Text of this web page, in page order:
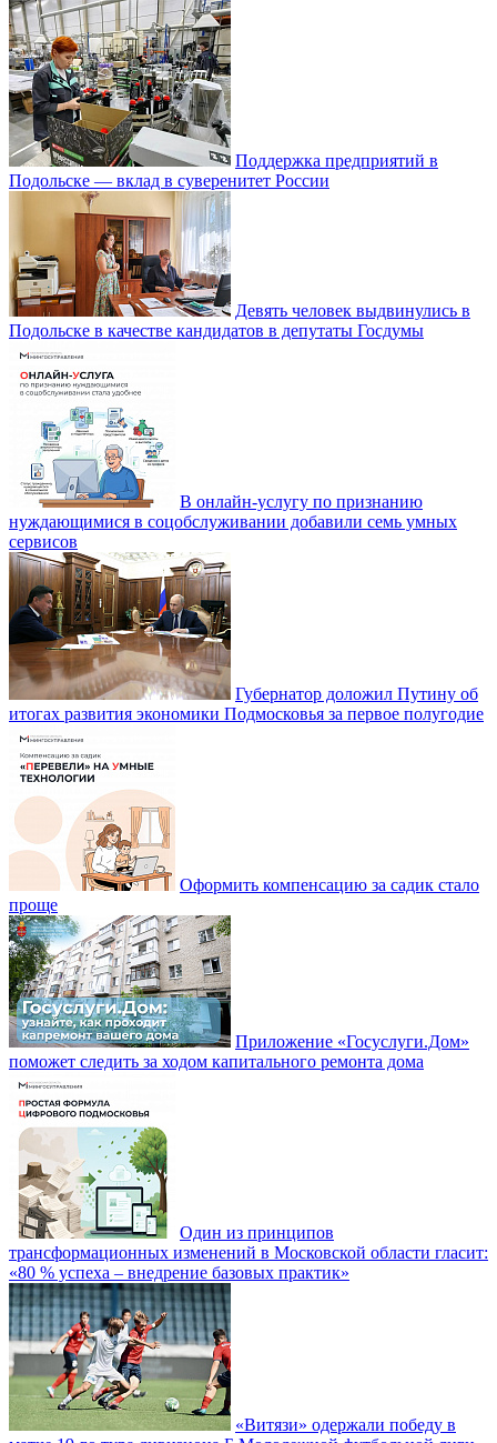
Поддержка предприятий в
Подольске — вклад в суверенитет России
Девять человек выдвинулись в
Подольске в качестве кандидатов в депутаты Госдумы
В онлайн-услугу по признанию
нуждающимися в соцобслуживании добавили семь умных
сервисов
Губернатор доложил Путину об
итогах развития экономики Подмосковья за первое полугодие
Оформить компенсацию за садик стало
проще
Приложение «Госуслуги.Дом»
поможет следить за ходом капитального ремонта дома
Один из принципов
трансформационных изменений в Московской области гласит:
«80 % успеха – внедрение базовых практик»
«Витязи» одержали победу в